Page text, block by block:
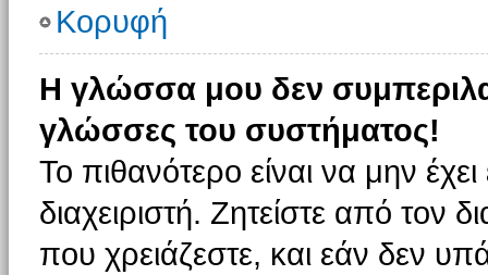
Κορυφή
Η γλώσσα μου δεν
γλώσσες του συστήματος!
Το πιθανότερο είναι να μην
διαχειριστή. Ζητείστε από τον
που χρειάζεστε, και εάν δεν